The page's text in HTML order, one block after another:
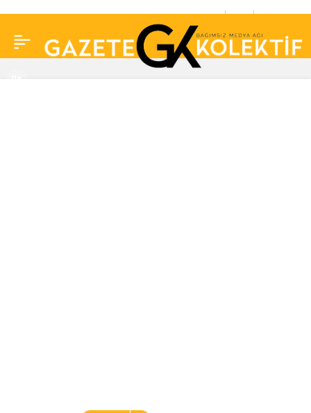
Şerbeti’ne eleştiri…